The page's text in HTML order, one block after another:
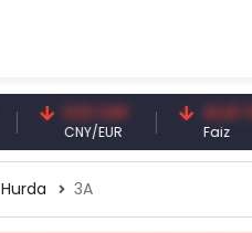
0,13 CNY
CNY/EUR
41,41 TRY
Faiz
Hurda 3A